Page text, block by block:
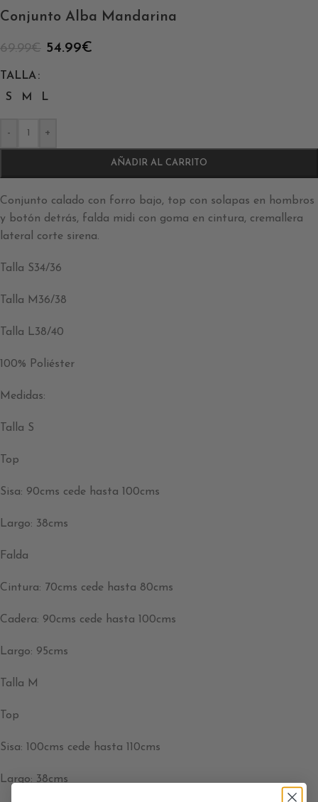
Conjunto Alba Mandarina
69.99€ 54.99€
TALLA
S
M L
- +
AÑADIR AL CARRITO
Conjunto calado con forro bajo, top con solapas en hombros
y botón detrás, falda midi con goma en cintura, cremallera
lateral corte sirena.
Talla S34/36
Talla M36/38
Talla L38/40
100% Poliéster
Medidas:
Talla S
Top
Sisa: 90cms cede hasta 100cms
Largo: 38cms
Falda
Cintura: 70cms cede hasta 80cms
Cadera: 90cms cede hasta 100cms
Largo: 95cms
Talla M
Top
Sisa: 100cms cede hasta 110cms
Largo: 38cms